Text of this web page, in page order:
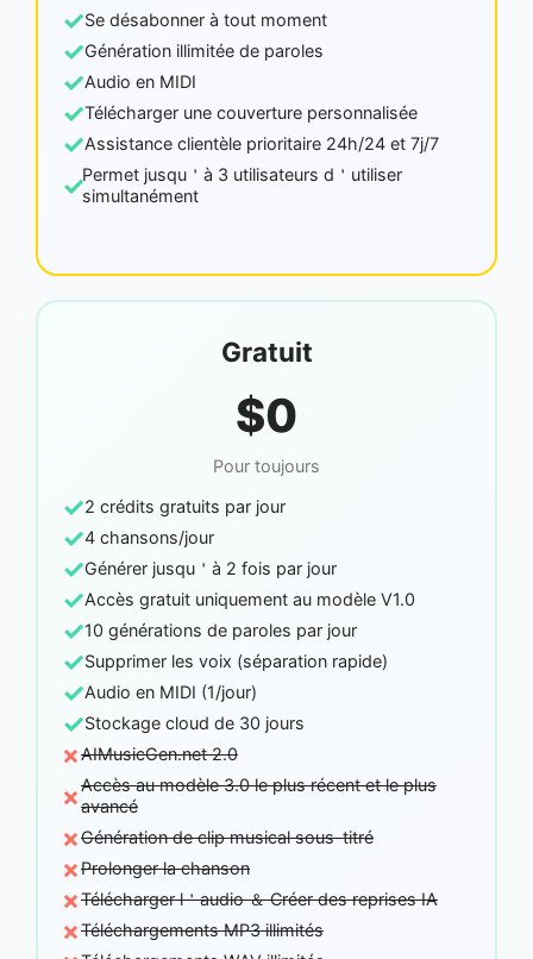
✓Se désabonner à tout moment
✓Génération illimitée de paroles
✓Audio en MIDI
✓Télécharger une couverture personnalisée
✓Assistance clientèle prioritaire 24h/24 et 7j/7
✓Permet jusqu＇à 3 utilisateurs d＇utiliser
simultanément
Gratuit
$0
Pour toujours
✓2 crédits gratuits par jour
✓4 chansons/jour
✓Générer jusqu＇à 2 fois par jour
✓Accès gratuit uniquement au modèle V1.0
✓10 générations de paroles par jour
✓Supprimer les voix (séparation rapide)
✓Audio en MIDI (1/jour)
✓Stockage cloud de 30 jours
×AIMusicGen.net 2.0
×Accès au modèle 3.0 le plus récent et le plus
avancé
×Génération de clip musical sous-titré
×Prolonger la chanson
×Télécharger l＇audio ＆ Créer des reprises IA
×Téléchargements MP3 illimités